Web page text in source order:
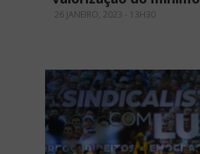
26 JANEIRO, 2023 - 13H30